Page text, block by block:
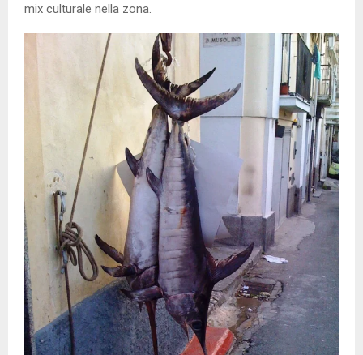
mix culturale nella zona.